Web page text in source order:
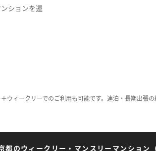
ションを運
ィークリーでのご利用も可能です。連泊・長期出張
都のウィークリー・マンスリーマンション